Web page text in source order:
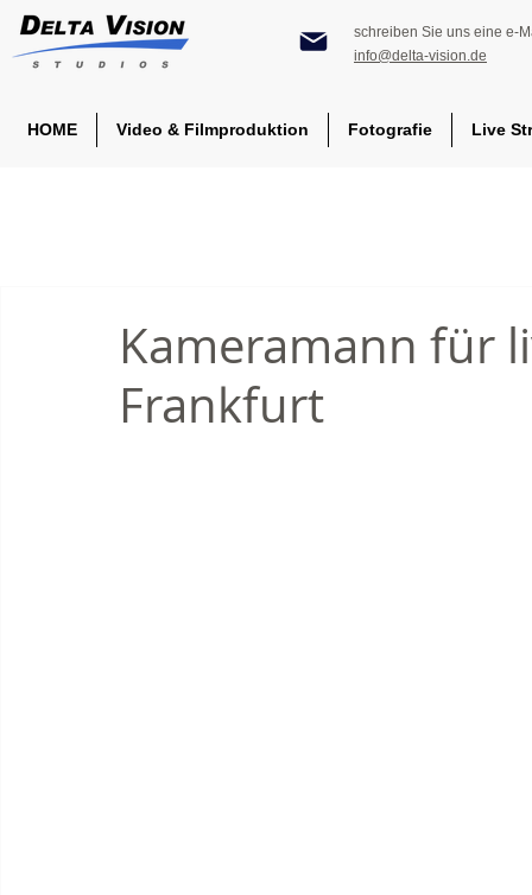
schreiben Sie uns eine e-
info@delta-vision.de
HOME Video & Filmproduktion Fotografie Live
Kameramann für
Frankfurt